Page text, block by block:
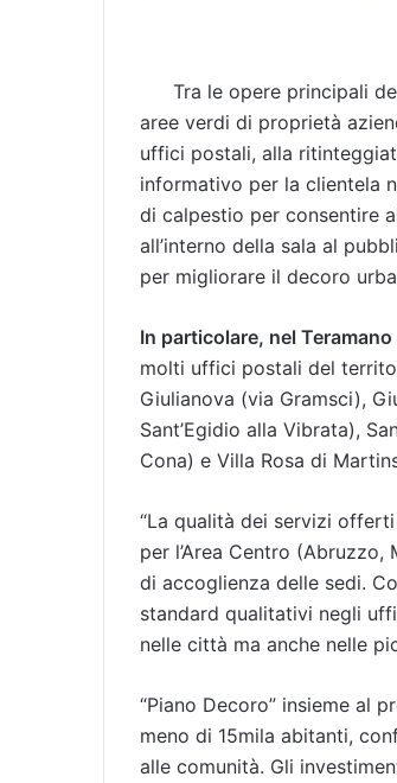
Tra le opere principali
aree verdi di proprietà
uffici postali, alla
informativo per la clientela
di calpestio per consentire
all’interno della sala al
per migliorare il decoro
In particolare, nel
molti uffici postali del
Giulianova (via Gramsci),
Sant’Egidio alla Vibrata),
Cona) e Villa Rosa di
“La qualità dei servizi
per l’Area Centro
di accoglienza delle sedi.
standard qualitativi negli
nelle città ma anche nelle
“Piano Decoro” insieme al
meno di 15mila abitanti,
alle comunità. Gli